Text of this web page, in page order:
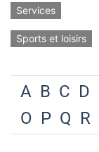
Services
Sports et loisirs
A B C D
O P Q R